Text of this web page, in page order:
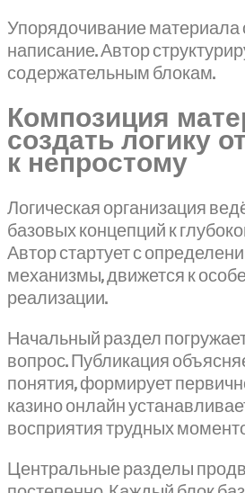
Упорядочивание материала
написание. Автор
содержательным блокам.
Композиция
создать логику
к непростому
Логическая организация
базовых концепций к
Автор стартует с
механизмы, движется к
реализации.
Начальный раздел
вопрос. Публикация
понятия, формирует
казино онлайн
восприятия трудных
Центральные разделы